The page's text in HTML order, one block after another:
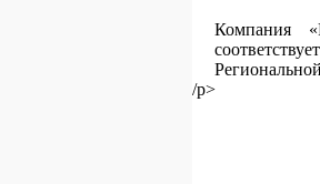
Компания
/p>